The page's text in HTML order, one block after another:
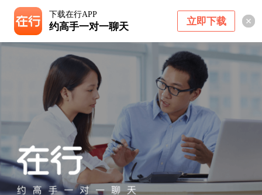
下载在行APP
约高手一对一聊天 立即下载